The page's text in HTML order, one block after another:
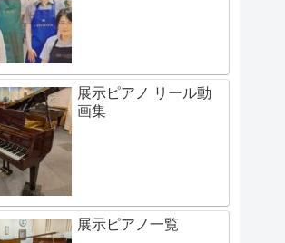
展示ピアノ リール動
画集
展示ピアノ一覧